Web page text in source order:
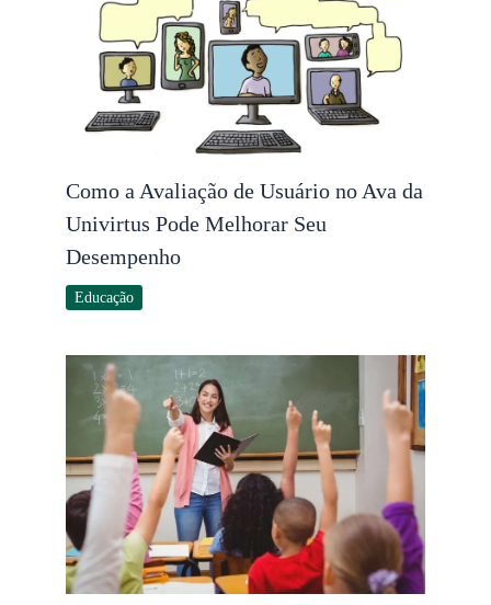
Como a Avaliação de Usuário no Ava da
Univirtus Pode Melhorar Seu
Desempenho
Educação